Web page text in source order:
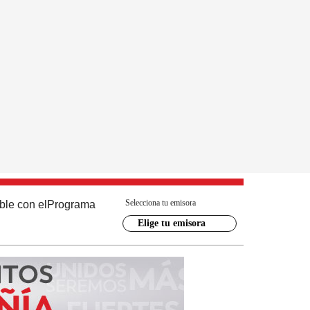
con el Programa Selecciona tu emisora
Elige tu emisora